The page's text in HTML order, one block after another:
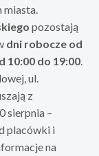
pozostają
dni robocze od
10:00 do 19:00
ul.
z
sierpnia –
placówki i
na